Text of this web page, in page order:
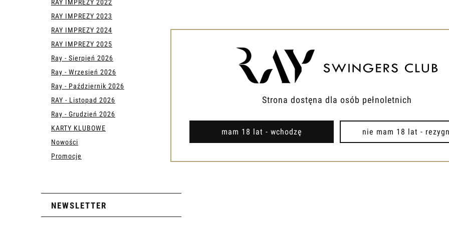
Strona dostęna dla osób pełnoletnich
mam 18 lat - wchodzę nie mam 18 lat -
RAY IMPREZY 2022
RAY IMPREZY 2023
RAY IMPREZY 2024
RAY IMPREZY 2025
Ray - Sierpień 2026
Ray - Wrzesień 2026
Ray - Październik 2026
RAY - Listopad 2026
Ray - Grudzień 2026
KARTY KLUBOWE
Nowości
Promocje
NEWSLETTER